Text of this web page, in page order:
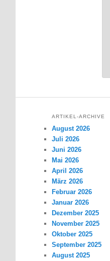
ARTIKEL-ARCHIVE
August 2026
Juli 2026
Juni 2026
Mai 2026
April 2026
März 2026
Februar 2026
Januar 2026
Dezember 2025
November 2025
Oktober 2025
September 2025
August 2025